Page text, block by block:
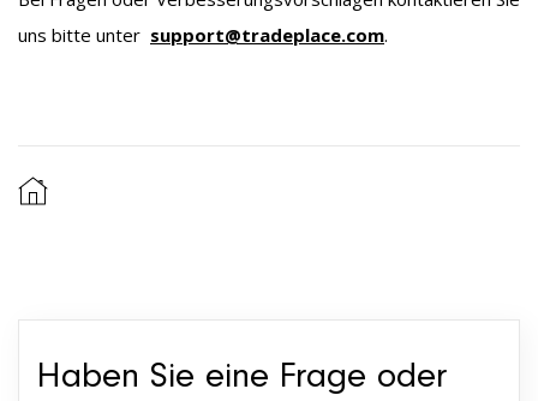
uns bitte unter support@tradeplace.com.
Haben Sie eine Frage oder